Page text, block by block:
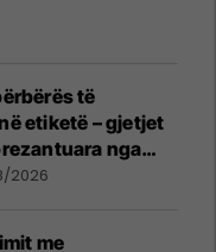
të
etiketë – gjetjet
nga
në sektorin
2026
me